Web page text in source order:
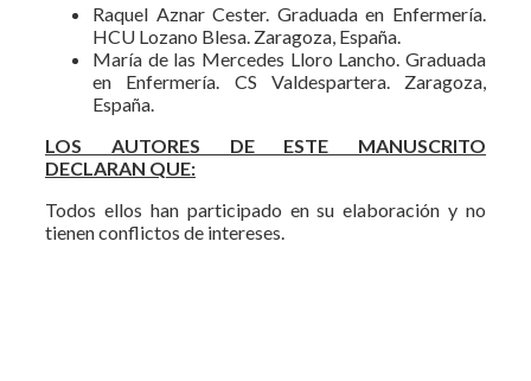
Raquel Aznar Cester. Graduada en Enfermería.
HCU Lozano Blesa. Zaragoza, España.
María de las Mercedes Lloro Lancho. Graduada
en Enfermería. CS Valdespartera. Zaragoza,
España.
LOS AUTORES DE ESTE MANUSCRITO
DECLARAN QUE:
Todos ellos han participado en su elaboración y no
tienen conflictos de intereses.